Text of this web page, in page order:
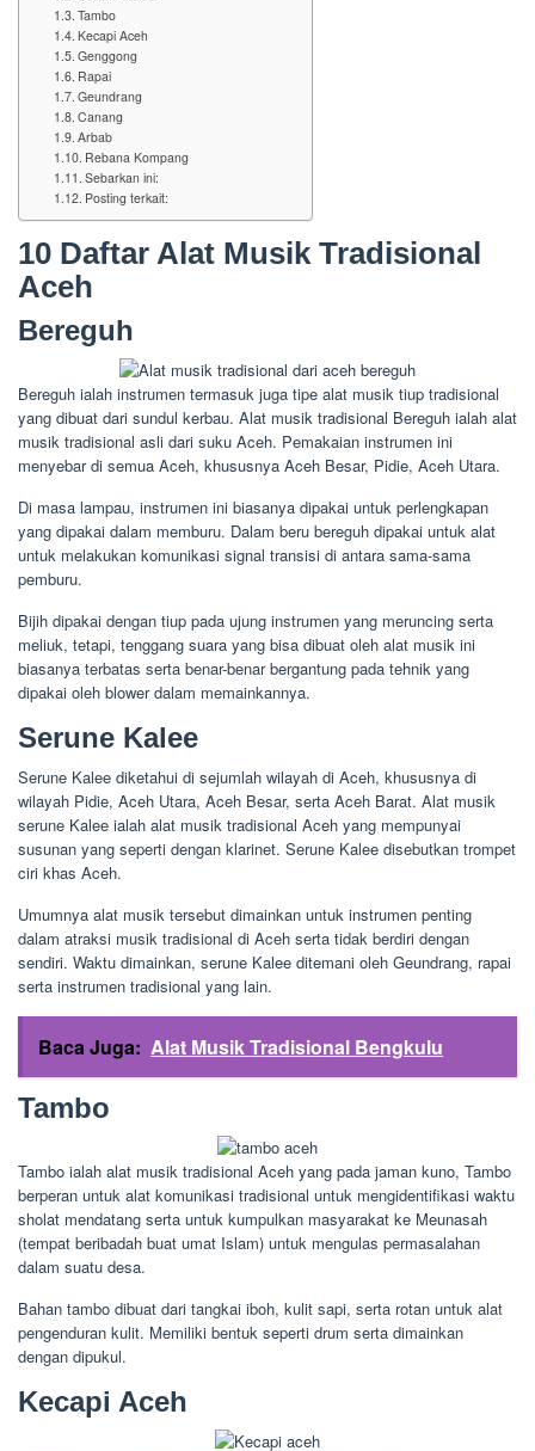
Tambo
Kecapi Aceh
Genggong
Rapai
Geundrang
Canang
Arbab
Rebana Kompang
Sebarkan ini:
Posting terkait:
10 Daftar Alat Musik Tradisional
Aceh
Bereguh
Bereguh ialah instrumen termasuk juga tipe alat musik tiup tradisional
yang dibuat dari sundul kerbau. Alat musik tradisional Bereguh ialah alat
musik tradisional asli dari suku Aceh. Pemakaian instrumen ini
menyebar di semua Aceh, khususnya Aceh Besar, Pidie, Aceh Utara.
Di masa lampau, instrumen ini biasanya dipakai untuk perlengkapan
yang dipakai dalam memburu. Dalam beru bereguh dipakai untuk alat
untuk melakukan komunikasi signal transisi di antara sama-sama
pemburu.
Bijih dipakai dengan tiup pada ujung instrumen yang meruncing serta
meliuk, tetapi, tenggang suara yang bisa dibuat oleh alat musik ini
biasanya terbatas serta benar-benar bergantung pada tehnik yang
dipakai oleh blower dalam memainkannya.
Serune Kalee
Serune Kalee diketahui di sejumlah wilayah di Aceh, khususnya di
wilayah Pidie, Aceh Utara, Aceh Besar, serta Aceh Barat. Alat musik
serune Kalee ialah alat musik tradisional Aceh yang mempunyai
susunan yang seperti dengan klarinet. Serune Kalee disebutkan trompet
ciri khas Aceh.
Umumnya alat musik tersebut dimainkan untuk instrumen penting
dalam atraksi musik tradisional di Aceh serta tidak berdiri dengan
sendiri. Waktu dimainkan, serune Kalee ditemani oleh Geundrang, rapai
serta instrumen tradisional yang lain.
Baca Juga: Alat Musik Tradisional Bengkulu
Tambo
Tambo ialah alat musik tradisional Aceh yang pada jaman kuno, Tambo
berperan untuk alat komunikasi tradisional untuk mengidentifikasi waktu
sholat mendatang serta untuk kumpulkan masyarakat ke Meunasah
(tempat beribadah buat umat Islam) untuk mengulas permasalahan
dalam suatu desa.
Bahan tambo dibuat dari tangkai iboh, kulit sapi, serta rotan untuk alat
pengenduran kulit. Memiliki bentuk seperti drum serta dimainkan
dengan dipukul.
Kecapi Aceh